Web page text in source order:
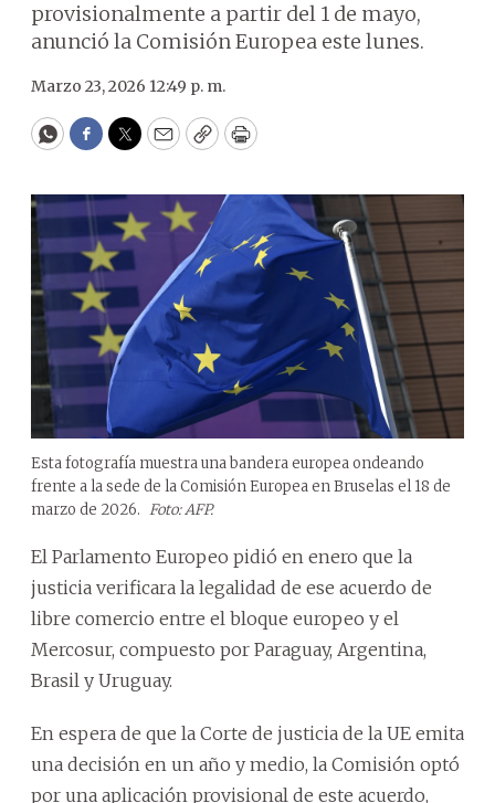
provisionalmente a partir del 1 de mayo,
anunció la Comisión Europea este lunes.
Marzo 23, 2026 12:49 p. m.
WhatsApp
Facebook
Twitter
EmailCopyPrint
Esta fotografía muestra una bandera europea ondeando
frente a la sede de la Comisión Europea en Bruselas el 18 de
marzo de 2026. Foto: AFP.
El Parlamento Europeo pidió en enero que la
justicia verificara la legalidad de ese acuerdo de
libre comercio entre el bloque europeo y el
Mercosur, compuesto por Paraguay, Argentina,
Brasil y Uruguay.
En espera de que la Corte de justicia de la UE emita
una decisión en un año y medio, la Comisión optó
por una aplicación provisional de este acuerdo,